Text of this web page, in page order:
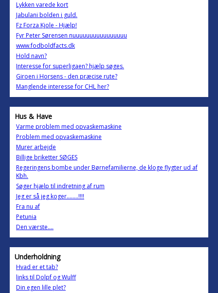
Lykken varede kort
Jabulani bolden i guld.
Fz Forza Kjole - Hjælp!
Fyr Peter Sørensen nuuuuuuuuuuuuuuuu
www.fodboldfacts.dk
Hold navn?
Interesse for superligaen? hjælp søges.
Giroen i Horsens - den præcise rute?
Manglende interesse for CHL her?
Hus & Have
Varme problem med opvaskemaskine
Problem med opvaskemaskine
Murer arbejde
Billige briketter SØGES
Regeringens bombe under Børnefamilierne, de kloge flygter ud af
Kbh.
Søger hjælp til indretning af rum
Jeg er så jeg koger........!!!!
Fra nu af
Petunia
Den værste....
Underholdning
Hvad er et tab?
links til Dolpf og Wulff
Din egen lille plet?